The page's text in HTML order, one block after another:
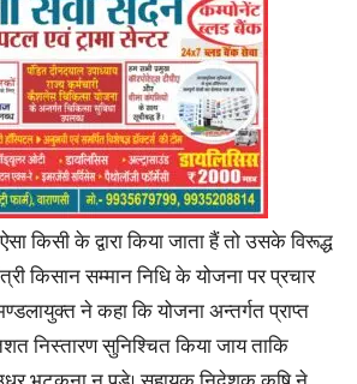
किसी के द्वारा किया जाता हैं तो उसके विरूद्ध
किसान सम्मान निधि के योजना पर प्रचार
ने कहा कि योजना अन्तर्गत प्राप्त
निस्तारण सुनिश्चित किया जाय ताकि